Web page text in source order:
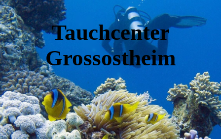
Tauchcenter
Grossostheim